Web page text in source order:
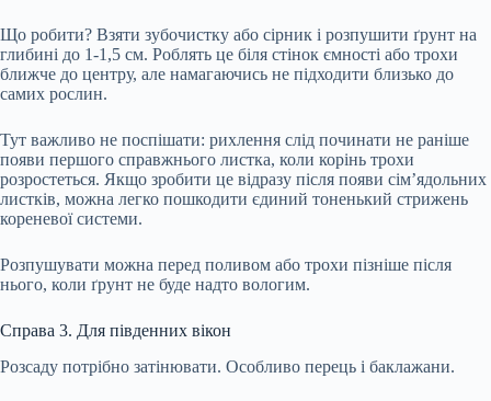
Що робити? Взяти зубочистку або сірник і розпушити ґрунт на
глибині до 1-1,5 см. Роблять це біля стінок ємності або трохи
ближче до центру, але намагаючись не підходити близько до
самих рослин.
Тут важливо не поспішати: рихлення слід починати не раніше
появи першого справжнього листка, коли корінь трохи
розростеться. Якщо зробити це відразу після появи сім’ядольних
листків, можна легко пошкодити єдиний тоненький стрижень
кореневої системи.
Розпушувати можна перед поливом або трохи пізніше після
нього, коли ґрунт не буде надто вологим.
Справа 3. Для південних вікон
Розсаду потрібно затінювати. Особливо перець і баклажани.